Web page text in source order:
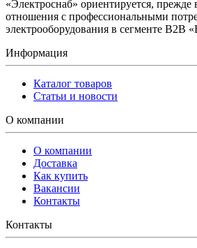
«Электроснаб» ориентируется, прежде
отношения с профессиональными
электрооборудования в сегменте B2B
Информация
Каталог товаров
Статьи и новости
О компании
О компании
Доставка
Как купить
Вакансии
Контакты
Контакты